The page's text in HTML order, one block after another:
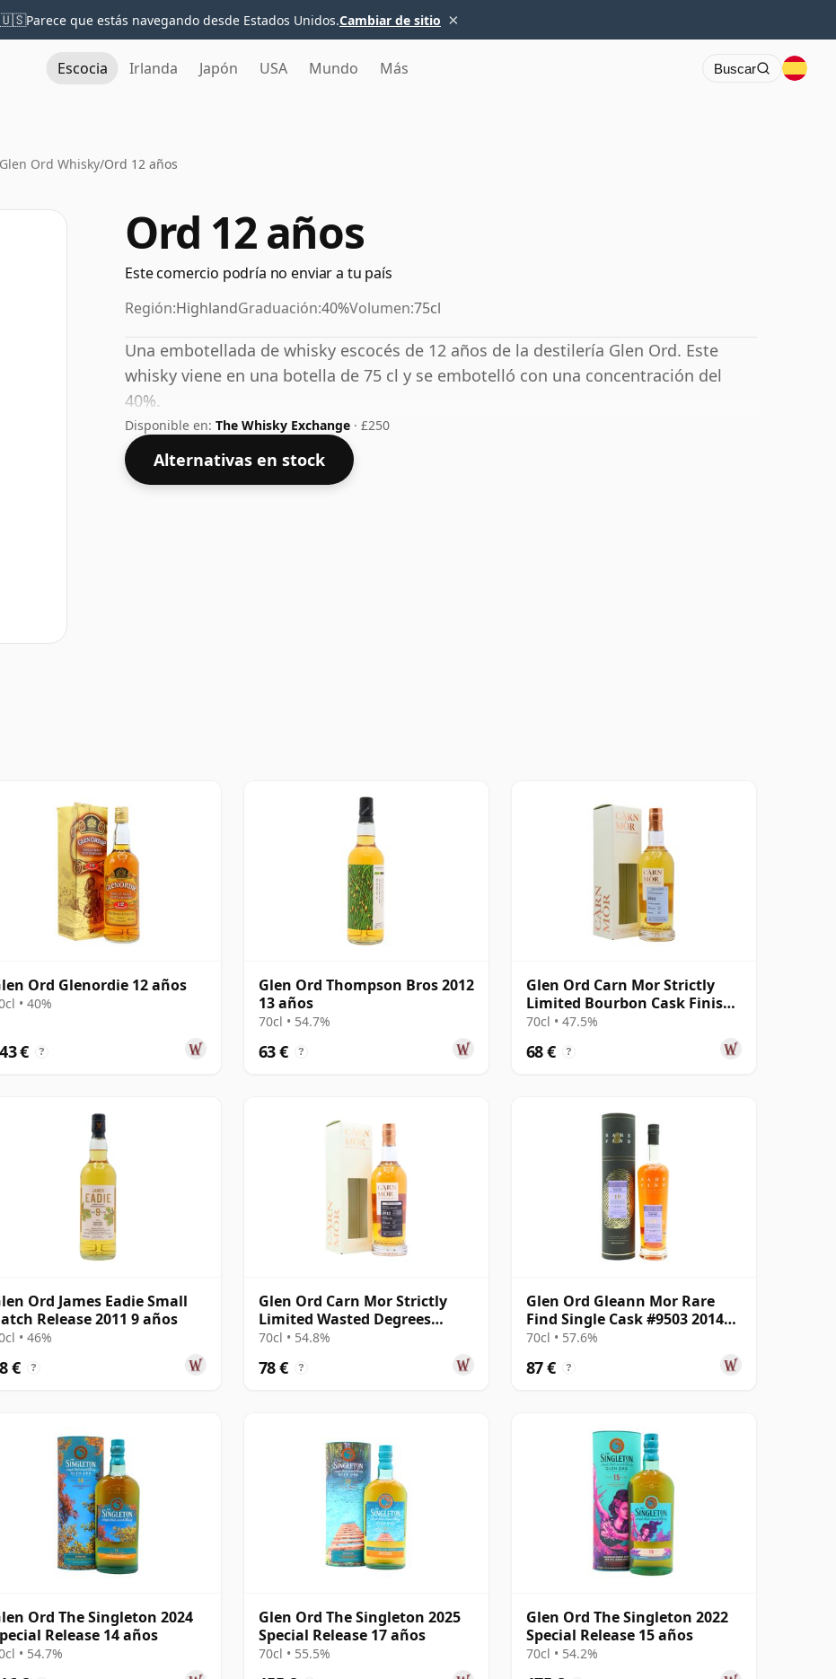
🇺🇸Parece que estás navegando desde Estados Unidos.Cambiar de sitio ×
Escocia Irlanda Japón USA Mundo Más Buscar
Glen Ord Whisky/Ord 12 años
Ord 12 años
Este comercio podría no enviar a tu país
Región:HighlandGraduación:40%Volumen:75cl
Una embotellada de whisky escocés de 12 años de la destilería Glen Ord. Este
whisky viene en una botella de 75 cl y se embotelló con una concentración del
40%.
Disponible en: The Whisky Exchange · £250
Alternativas en stock
Ord Glenordie 12 años
• 40%
€ ?
Glen Ord Thompson Bros 2012
13 años
70cl • 54.7%
63 € ?
Glen Ord Carn Mor Strictly
Limited Bourbon Cask Finish
Sing 2012 8 años
70cl • 47.5%
68 € ?
Ord James Eadie Small
Release 2011 9 años
• 46%
€ ?
Glen Ord Carn Mor Strictly
Limited Wasted Degrees
Porter Ca 2012 10 años
70cl • 54.8%
78 € ?
Glen Ord Gleann Mor Rare
Find Single Cask #9503 2014
10 años
70cl • 57.6%
87 € ?
Ord The Singleton 2024
Release 14 años
• 54.7%
Glen Ord The Singleton 2025
Special Release 17 años
70cl • 55.5%
Glen Ord The Singleton 2022
Special Release 15 años
70cl • 54.2%